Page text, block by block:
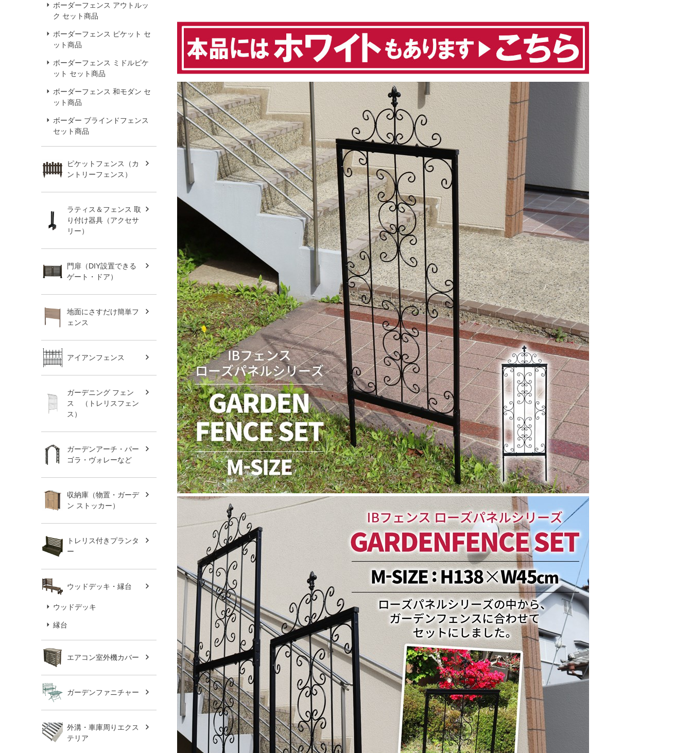
ボーダーフェンス アウトルッ
ク セット商品
ボーダーフェンス ピケット セ
ット商品
ボーダーフェンス ミドルピケ
ット セット商品
ボーダーフェンス 和モダン セ
ット商品
ボーダー ブラインドフェンス
セット商品
ピケットフェンス（カ
ントリーフェンス）
ラティス＆フェンス 取
り付け器具（アクセサ
リー）
門扉（DIY設置できる
ゲート・ドア）
地面にさすだけ簡単フ
ェンス
アイアンフェンス
ガーデニング フェン
ス （トレリスフェン
ス）
ガーデンアーチ・パー
ゴラ・ヴォレーなど
収納庫（物置・ガーデ
ン ストッカー）
トレリス付きプランタ
ー
ウッドデッキ・縁台
ウッドデッキ
縁台
エアコン室外機カバー
ガーデンファニチャー
外溝・車庫周りエクス
テリア